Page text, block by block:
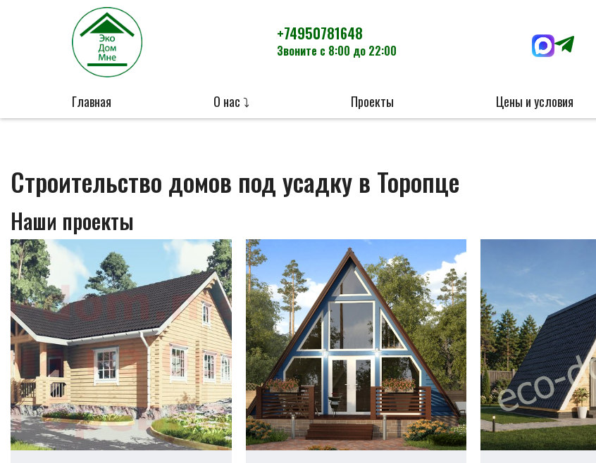
+74950781648
Звоните с 8:00 до 22:00
Главная О нас ⤵ Проекты Цены и условия
Строительство домов под усадку в Торопце
Наши проекты